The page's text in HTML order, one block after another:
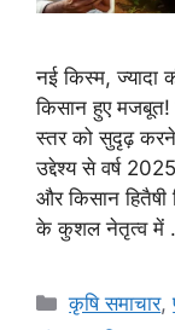
नई किस्म,
किसान हुए
स्तर को सुदृढ़ करने
उद्देश्य से वर्ष
और किसान हितैषी
के कुशल नेतृत्व में
कृषि समाचार,